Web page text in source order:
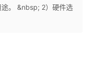
。 &nbsp; 2）硬件选